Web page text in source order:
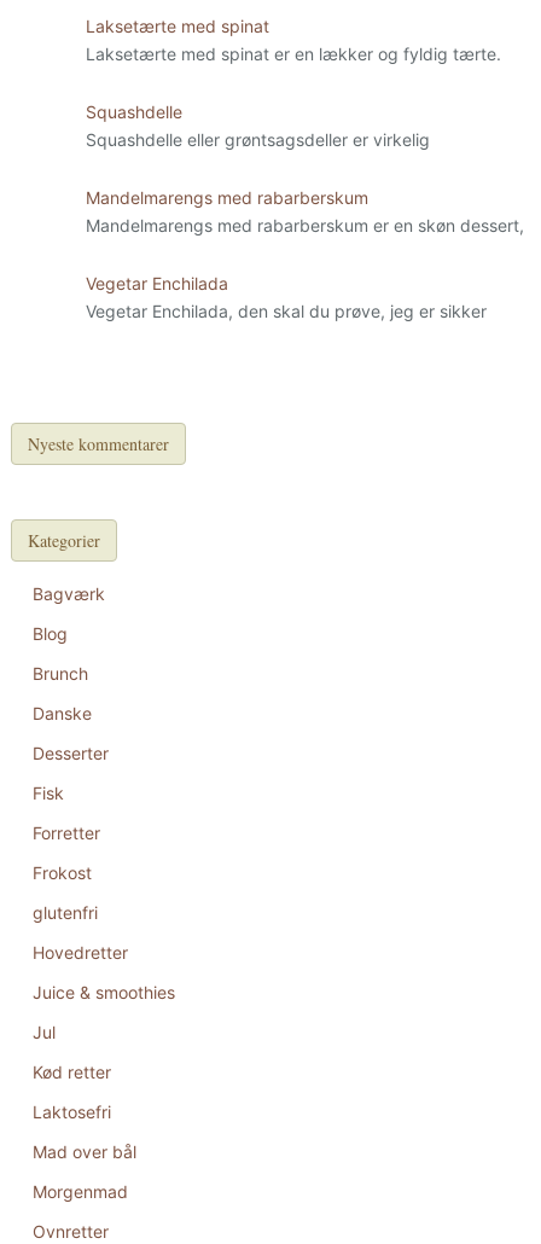
Laksetærte med spinat
Laksetærte med spinat er en lækker og fyldig tærte.
Squashdelle
Squashdelle eller grøntsagsdeller er virkelig
Mandelmarengs med rabarberskum
Mandelmarengs med rabarberskum er en skøn dessert,
Vegetar Enchilada
Vegetar Enchilada, den skal du prøve, jeg er sikker
Nyeste kommentarer
Kategorier
Bagværk
Blog
Brunch
Danske
Desserter
Fisk
Forretter
Frokost
glutenfri
Hovedretter
Juice & smoothies
Jul
Kød retter
Laktosefri
Mad over bål
Morgenmad
Ovnretter